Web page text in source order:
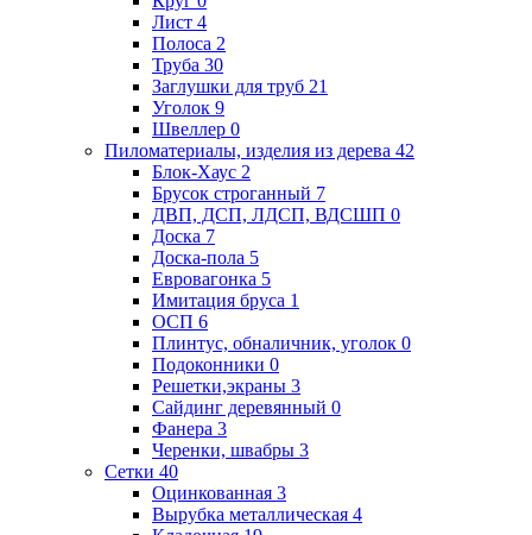
Лист 4
Полоса 2
Труба 30
Заглушки для труб 21
Уголок 9
Швеллер 0
Пиломатериалы, изделия из дерева 42
Блок-Хаус 2
Брусок строганный 7
ДВП, ДСП, ЛДСП, ВДСШП 0
Доска 7
Доска-пола 5
Евровагонка 5
Имитация бруса 1
ОСП 6
Плинтус, обналичник, уголок 0
Подоконники 0
Решетки,экраны 3
Сайдинг деревянный 0
Фанера 3
Черенки, швабры 3
Сетки 40
Оцинкованная 3
Вырубка металлическая 4